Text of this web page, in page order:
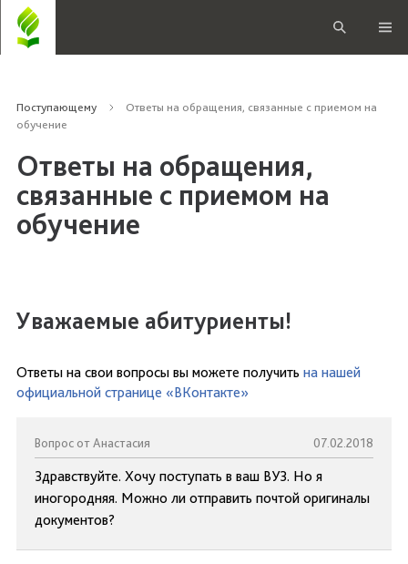
Поступающему
Ответы на обращения, связанные с приемом на
обучение
Ответы на обращения,
связанные с приемом на
обучение
Уважаемые абитуриенты!
Ответы на свои вопросы вы можете получить на нашей
официальной странице «ВКонтакте»
Вопрос от Анастасия 07.02.2018
Здравствуйте. Хочу поступать в ваш ВУЗ. Но я
иногородняя. Можно ли отправить почтой оригиналы
документов?